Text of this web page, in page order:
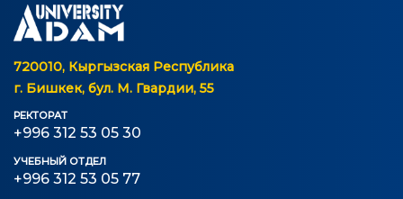
720010, Кыргызская Республика
г. Бишкек, бул. М. Гвардии, 55
РЕКТОРАТ
+996 312 53 05 30
УЧЕБНЫЙ ОТДЕЛ
+996 312 53 05 77